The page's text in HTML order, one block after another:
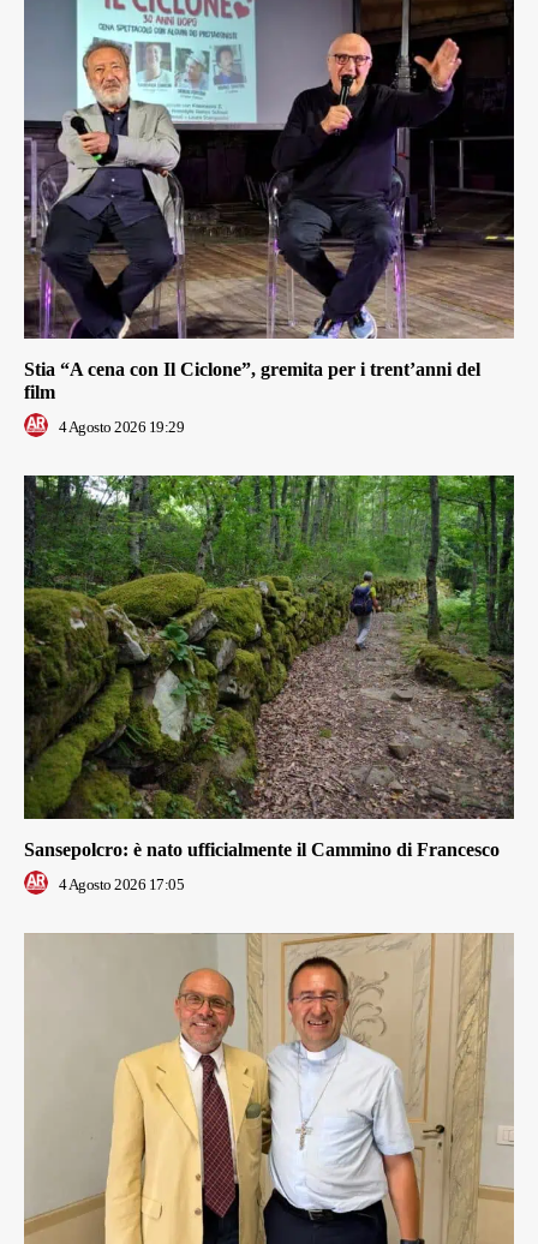
Stia “A cena con Il Ciclone”, gremita per i trent’anni del
film
4 Agosto 2026 19:29
Sansepolcro: è nato ufficialmente il Cammino di Francesco
4 Agosto 2026 17:05